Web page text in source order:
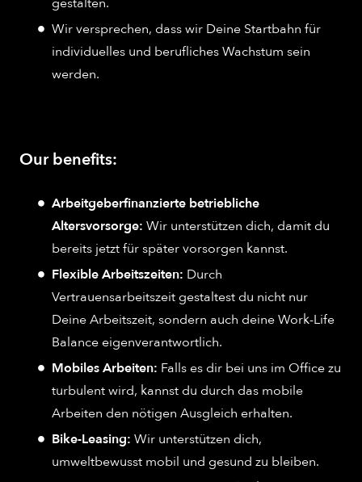
Wir versprechen, dass wir Deine Startbahn für
individuelles und berufliches Wachstum sein
werden.
Our benefits:
Arbeitgeberfinanzierte betriebliche
Altersvorsorge: Wir unterstützen dich, damit du
bereits jetzt für später vorsorgen kannst.
Flexible Arbeitszeiten: Durch
Vertrauensarbeitszeit gestaltest du nicht nur
Deine Arbeitszeit, sondern auch deine Work-Life
Balance eigenverantwortlich.
Mobiles Arbeiten: Falls es dir bei uns im Office zu
turbulent wird, kannst du durch das mobile
Arbeiten den nötigen Ausgleich erhalten.
Bike-Leasing: Wir unterstützen dich,
umweltbewusst mobil und gesund zu bleiben.